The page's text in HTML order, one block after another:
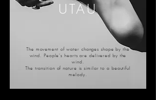
The movement of water changes shape by the
wind. People's hearts are delivered by the
wind.
The transition of nature is similar to a beautiful
melody.
UTAU